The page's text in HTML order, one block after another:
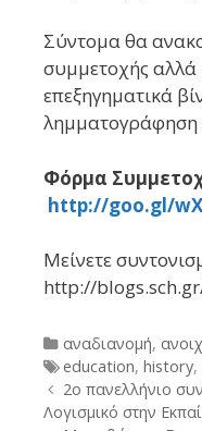
Σύντομα θα
συμμετοχής αλλά
επεξηγηματικά
λημματογράφηση
Φόρμα
http://goo.gl/
Μείνετε
http://
Categories
αναδιανομή,
Tags
education, history,
Post
navigation
2ο πανελλήνιο
Λογισμικό στην